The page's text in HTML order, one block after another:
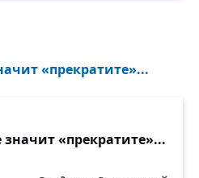
«прекратите»...
«прекратите»...